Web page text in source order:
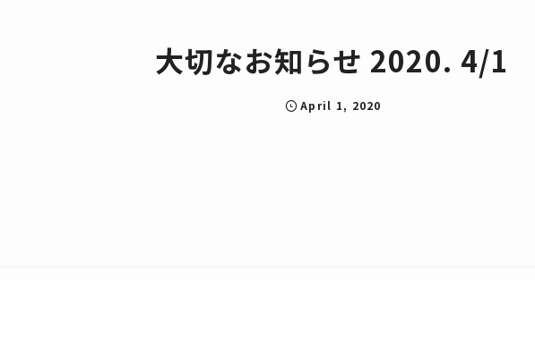
大切なお知らせ 2020. 4/1
April 1, 2020